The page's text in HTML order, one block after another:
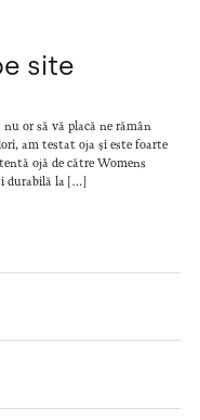
site
nu or să vă placă ne rămân
am testat oja și este foarte
ojă de către Womens
durabilă la […]